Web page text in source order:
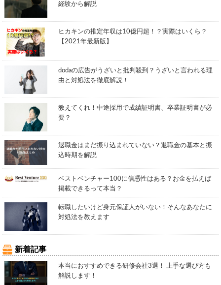
経験から解説
ヒカキンの推定年収は10億円超！？実際はいくら？
【2021年最新版】
dodaの広告がうざいと批判殺到？うざいと言われる理
由と対処法を徹底解説！
教えてくれ！中途採用で成績証明書、卒業証明書が必
要？
退職金はまだ振り込まれていない？退職金の基本と振
込時期を解説
ベストベンチャー100に信憑性はある？お金を払えば
掲載できるって本当？
転職したいけど身元保証人がいない！そんなあなたに
対処法を教えます
新着記事
本当におすすめできる研修会社3選！ 上手な選び方も
解説します！